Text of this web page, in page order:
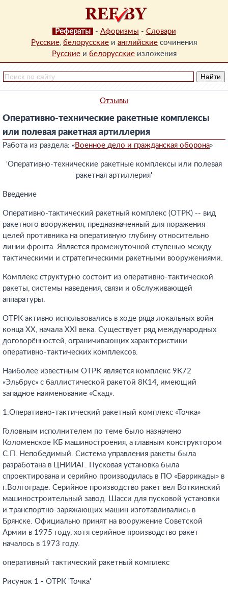
Рефераты - Афоризмы - Словари
Русские, белорусские и английские сочинения
Русскиеи белорусскиеизложения
Отзывы
Оперативно-технические ракетные комплексы
или полевая ракетная артиллерия
Работа из раздела: «Военное дело и гражданская оборона»
'Оперативно-технические ракетные комплексы или полевая
ракетная артиллерия'
Введение
Оперативно-тактический ракетный комплекс (ОТРК) -- вид
ракетного вооружения, предназначенный для поражения
целей противника на оперативную глубину относительно
линии фронта. Является промежуточной ступенью между
тактическими и стратегическими ракетными вооружениями.
Комплекс структурно состоит из оперативно-тактической
ракеты, системы наведения, связи и обслуживающей
аппаратуры.
ОТРК активно использовались в ходе ряда локальных войн
конца ХХ, начала XXI века. Существует ряд международных
договорённостей, ограничивающих характеристики
оперативно-тактических комплексов.
Наиболее известным ОТРК является комплекс 9К72
«Эльбрус» с баллистической ракетой 8К14, имеющий
западное наименование «Скад».
1.Оперативно-тактический ракетный комплекс «Точка»
Головным исполнителем по теме было назначено
Коломенское КБ машиностроения, а главным конструктором
С.П. Непобедимый. Система управления ракеты была
разработана в ЦНИИАГ. Пусковая установка была
спроектирована и серийно производилась в ПО «Баррикады» в
г.Волгограде. Серийное производство ракет вел Воткинский
машиностроительный завод. Шасси для пусковой установки
и транспортно-заряжающих машин изготавливались в
Брянске. Официально принят на вооружение Советской
Армии в 1975 году, хотя серийное производство ракет
началось в 1973 году.
оперативный тактический ракетный комплекс
Рисунок 1 - ОТРК 'Точка'